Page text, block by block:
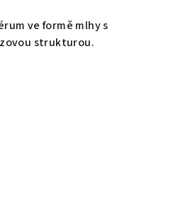
ve formě mlhy s
strukturou.